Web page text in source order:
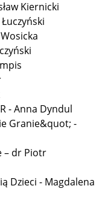
Kiernicki
- Anna Dyndul
Granie&quot; -
– dr Piotr
Dzieci - Magdalena